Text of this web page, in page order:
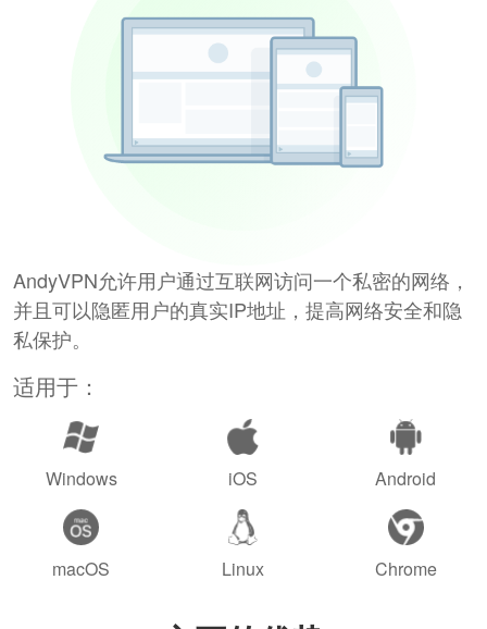
AndyVPN允许用户通过互联网访问一个私密的网络，
并且可以隐匿用户的真实IP地址，提高网络安全和隐
私保护。
适用于：
Windows iOS Android
macOS Linux Chrome